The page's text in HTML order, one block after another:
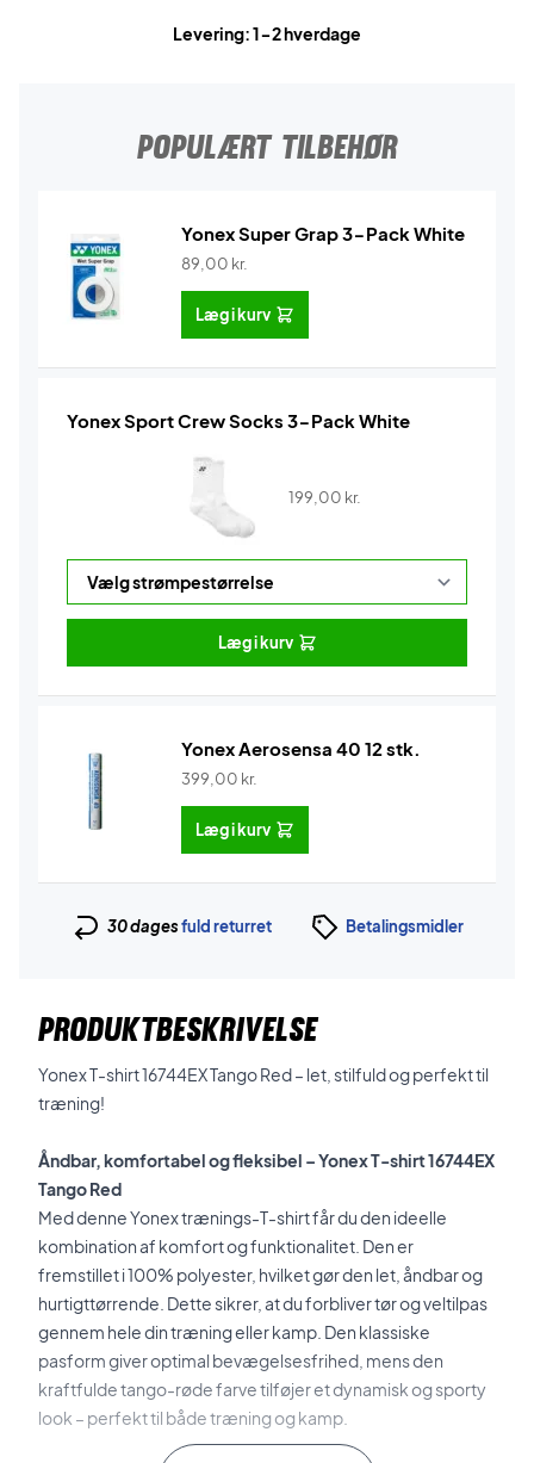
Levering: 1-2 hverdage
POPULÆRT TILBEHØR
Yonex Super Grap 3-Pack White
89,00 kr.
Læg i kurv
Yonex Sport Crew Socks 3-Pack White
199,00 kr.
Læg i kurv
Yonex Aerosensa 40 12 stk.
399,00 kr.
Læg i kurv
30 dagesfuld returret Betalingsmidler
PRODUKTBESKRIVELSE
Yonex T-shirt 16744EX Tango Red – let, stilfuld og perfekt til
træning!
Åndbar, komfortabel og fleksibel – Yonex T-shirt 16744EX
Tango Red
Med denne Yonex trænings-T-shirt får du den ideelle
kombination af komfort og funktionalitet. Den er
fremstillet i 100% polyester, hvilket gør den let, åndbar og
hurtigttørrende. Dette sikrer, at du forbliver tør og veltilpas
gennem hele din træning eller kamp. Den klassiske
pasform giver optimal bevægelsesfrihed, mens den
kraftfulde tango-røde farve tilføjer et dynamisk og sporty
look – perfekt til både træning og kamp.